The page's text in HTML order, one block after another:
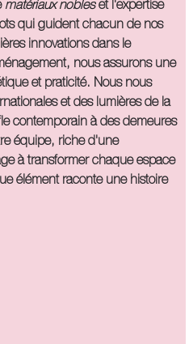
matériaux nobleset l'expertise
qui guident chacun de nos
innovations dans le
nous assurons une
et praticité. Nous nous
et des lumières de la
contemporain à des demeures
équipe, riche d'une
à transformer chaque espace
élément raconte une histoire